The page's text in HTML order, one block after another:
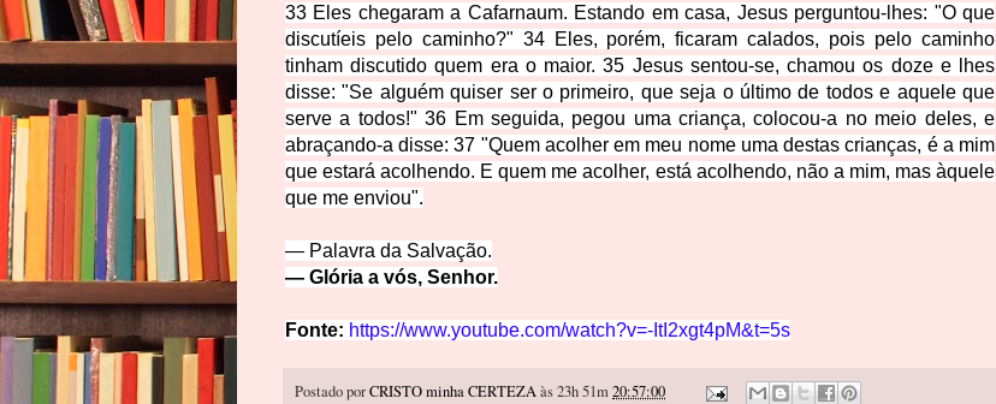
33 Eles chegaram a Cafarnaum. Estando em casa, Jesus perguntou-lhes: "O que
discutíeis pelo caminho?" 34 Eles, porém, ficaram calados, pois pelo caminho
tinham discutido quem era o maior. 35 Jesus sentou-se, chamou os doze e lhes
disse: "Se alguém quiser ser o primeiro, que seja o último de todos e aquele que
serve a todos!" 36 Em seguida, pegou uma criança, colocou-a no meio deles, e
abraçando-a disse: 37 "Quem acolher em meu nome uma destas crianças, é a mim
que estará acolhendo. E quem me acolher, está acolhendo, não a mim, mas àquele
que me enviou".
— Palavra da Salvação.
— Glória a vós, Senhor.
Fonte: https://www.youtube.com/watch?v=-ItI2xgt4pM&t=5s
Postado porCRISTO minha CERTEZAàs 23h 51m20:57:00